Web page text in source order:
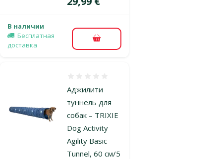
В наличии
Бесплатная
доставка
В корзину
Аджилити
туннель для
собак – TRIXIE
Dog Activity
Agility Basic
Tunnel, 60 см/5